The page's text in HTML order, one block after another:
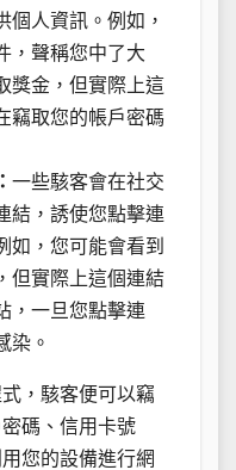
個人資訊。例如，
，聲稱您中了大
獎金，但實際上這
竊取您的帳戶密碼
一些駭客會在社交
結，誘使您點擊連
如，您可能會看到
但實際上這個連結
，一旦您點擊連
染。
，駭客便可以竊
碼、信用卡號
您的設備進行網